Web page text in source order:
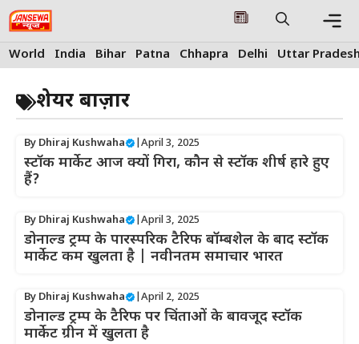
Skip
to
content
World India Bihar Patna Chhapra Delhi Uttar
शेयर बाज़ार
By Dhiraj Kushwaha April 3, 2025
स्टॉक मार्केट आज क्यों गिरा, कौन से स्टॉक शीर्ष हारे हुए
हैं?
By Dhiraj Kushwaha April 3, 2025
डोनाल्ड ट्रम्प के पारस्परिक टैरिफ बॉम्बशेल के बाद स्टॉक
मार्केट कम खुलता है | नवीनतम समाचार भारत
By Dhiraj Kushwaha April 2, 2025
डोनाल्ड ट्रम्प के टैरिफ पर चिंताओं के बावजूद स्टॉक
मार्केट ग्रीन में खुलता है